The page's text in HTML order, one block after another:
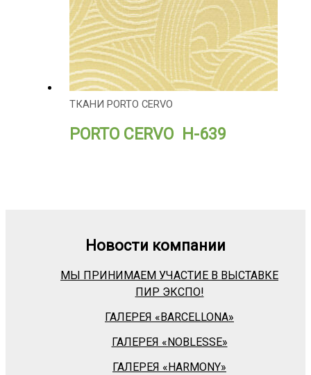
ТКАНИ PORTO CERVO
PORTO CERVO H-639
Новости компании
МЫ ПРИНИМАЕМ УЧАСТИЕ В ВЫСТАВКЕ
ПИР ЭКСПО!
ГАЛЕРЕЯ «BARСELLONA»
ГАЛЕРЕЯ «NOBLESSE»
ГАЛЕРЕЯ «HARMONY»